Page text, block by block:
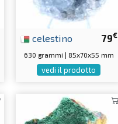
79€
celestino
630 grammi | 85x70x55 mm
vedi il prodotto